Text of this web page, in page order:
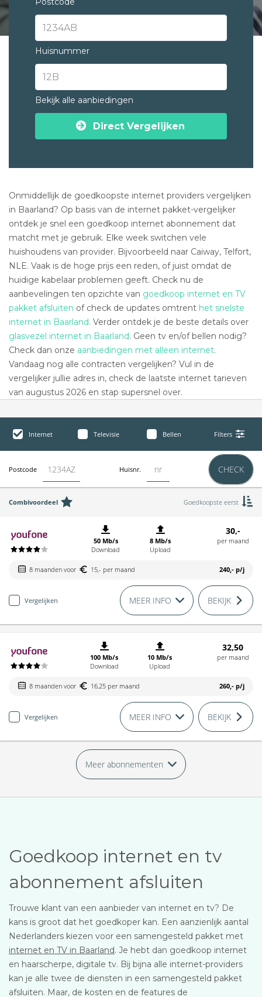
Huisnummer
Bekijk alle aanbiedingen
Direct Vergelijken
Onmiddellijk de goedkoopste internet providers vergelijken
in Baarland? Op basis van de internet pakket-vergelijker
ontdek je snel een goedkoop internet abonnement dat
matcht met je gebruik. Elke week switchen vele
huishoudens van provider. Bijvoorbeeld naar Caiway, Telfort,
NLE. Vaak is de hoge prijs een reden, of juist omdat de
huidige kabelaar problemen geeft. Check nu de
aanbevelingen ten opzichte van goedkoop internet en TV
pakket afsluiten of check de updates omtrent het snelste
internet in Baarland. Verder ontdek je de beste details over
glasvezel internet in Baarland. Geen tv en/of bellen nodig?
Check dan onze aanbiedingen met alleen internet.
Vandaag nog alle contracten vergelijken? Vul in de
vergelijker jullie adres in, check de laatste internet tarieven
van augustus 2026 en stap supersnel over.
Internet Televisie Bellen Filters
Postcode Huisnr. CHECK
Combivoordeel Goedkoopste eerst
50 Mb/s
Download
8 Mb/s
Upload
30,-
per maand
8 maanden voor 15,- per maand 240,- p/j
Vergelijken MEER INFO BEKIJK
100 Mb/s
Download
10 Mb/s
Upload
32,50
per maand
8 maanden voor 16,25 per maand 260,- p/j
Vergelijken MEER INFO BEKIJK
Meer abonnementen
Goedkoop internet en tv
abonnement afsluiten
Trouwe klant van een aanbieder van internet en tv? De
kans is groot dat het goedkoper kan. Een aanzienlijk aantal
Nederlanders kiezen voor een samengesteld pakket met
internet en TV in Baarland. Je hebt dan goedkoop internet
en haarscherpe, digitale tv. Bij bijna alle internet-providers
kan je alle twee de diensten in een samengesteld pakket
afsluiten. Maar, de kosten en de features de